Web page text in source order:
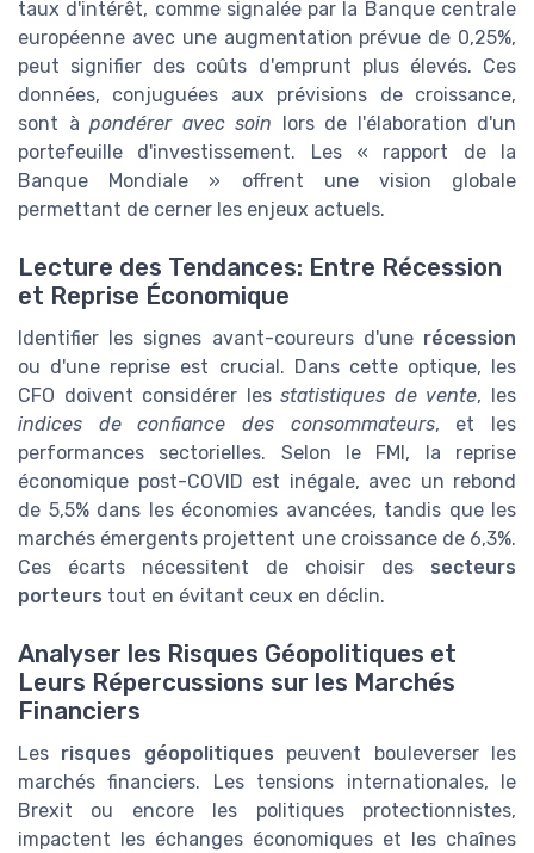
taux d'intérêt, comme signalée par la Banque centrale
européenne avec une augmentation prévue de 0,25%,
peut signifier des coûts d'emprunt plus élevés. Ces
données, conjuguées aux prévisions de croissance,
sont à pondérer avec soin lors de l'élaboration d'un
portefeuille d'investissement. Les « rapport de la
Banque Mondiale » offrent une vision globale
permettant de cerner les enjeux actuels.
Lecture des Tendances: Entre Récession
et Reprise Économique
Identifier les signes avant-coureurs d'une récession
ou d'une reprise est crucial. Dans cette optique, les
CFO doivent considérer lesstatistiques de vente, les
indices de confiance des consommateurs, et les
performances sectorielles. Selon le FMI, la reprise
économique post-COVID est inégale, avec un rebond
de 5,5% dans les économies avancées, tandis que les
marchés émergents projettent une croissance de 6,3%.
Ces écarts nécessitent de choisir des secteurs
porteurs tout en évitant ceux en déclin.
Analyser les Risques Géopolitiques et
Leurs Répercussions sur les Marchés
Financiers
Les risques géopolitiques peuvent bouleverser les
marchés financiers. Les tensions internationales, le
Brexit ou encore les politiques protectionnistes,
impactent les échanges économiques et les chaînes